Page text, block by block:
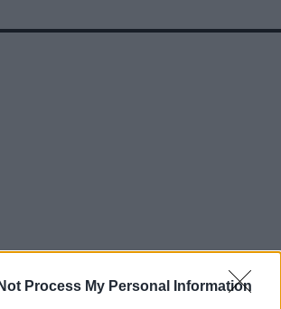
Process My Personal Information